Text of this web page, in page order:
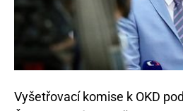
Vyšetřovací komise k OKD